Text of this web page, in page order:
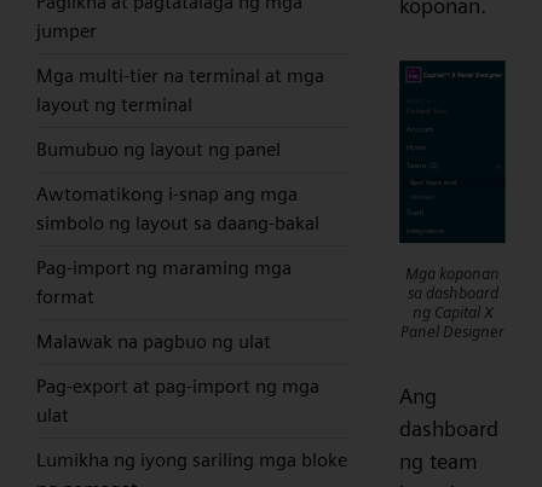
jumper
Mga multi-tier na terminal at mga
layout ng terminal
Bumubuo ng layout ng panel
Awtomatikong i-snap ang mga
simbolo ng layout sa daang-bakal
Pag-import ng maraming mga
format
Malawak na pagbuo ng ulat
Pag-export at pag-import ng mga
ulat
Lumikha ng iyong sariling mga bloke
koponan.
Mga koponan
sa dashboard
ng Capital X
Panel Designer
Ang
dashboard
ng team